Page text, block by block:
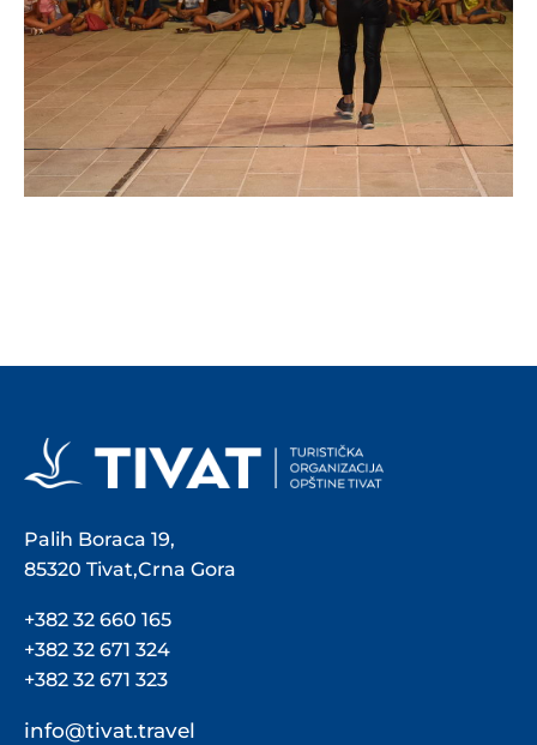
Palih Boraca 19,
85320 Tivat,Crna Gora
+382 32 660 165
+382 32 671 324
+382 32 671 323
info@tivat.travel